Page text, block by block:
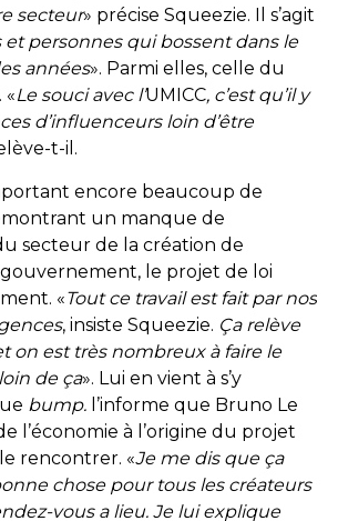
secteur» précise Squeezie. Il s’agit
et personnes qui bossent dans le
années». Parmi elles, celle du
«Le souci avec l’UMICC, c’est qu’il y
d’influenceurs loin d’être
t-il.
encore beaucoup de
un manque de
secteur de la création de
le projet de loi
«Tout ce travail est fait par nos
, insiste Squeezie. Ça relève
on est très nombreux à faire le
de ça». Lui en vient à s’y
bump.l’informe que Bruno Le
l’économie à l’origine du projet
rencontrer. «Je me dis que ça
chose pour tous les créateurs
vous a lieu. Je lui explique